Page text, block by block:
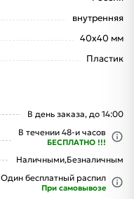
внутренняя
40х40 мм
Пластик
В день заказа, до 14:00
В течении 48-и часов
БЕСПЛАТНО !!!
Наличными,Безналичным
Один бесплатный распил
При самовывозе